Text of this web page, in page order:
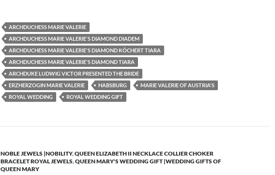
ARCHDUCHESS MARIE VALERIE
ARCHDUCHESS MARIE VALERIE'S DIAMOND DIADEM
ARCHDUCHESS MARIE VALERIE'S DIAMOND KÖCHERT TIARA
ARCHDUCHESS MARIE VALERIE'S DIAMOND TIARA
ARCHDUKE LUDWIG VICTOR PRESENTED THE BRIDE
ERZHERZOGIN MARIE VALERIE
HABSBURG
MARIE VALERIE OF AUSTRIA'S
ROYAL WEDDING
ROYAL WEDDING GIFT
NOBLE JEWELS |NOBILITY,QUEEN ELIZABETH II NECKLACE COLLIER CHOKER
BRACELET ROYAL JEWELS,QUEEN MARY'S WEDDING GIFT |WEDDING GIFTS OF
QUEEN MARY